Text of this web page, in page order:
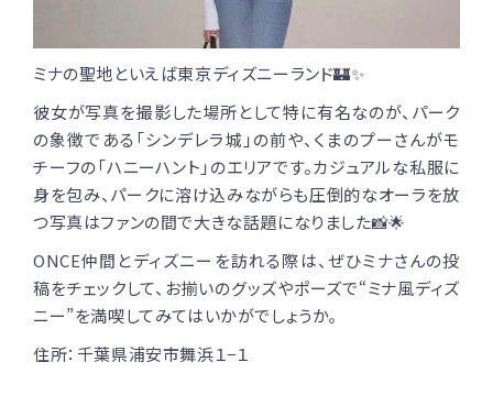
ミナの聖地といえば東京ディズニーランド🏰✨
彼女が写真を撮影した場所として特に有名なのが、パーク
の象徴である「シンデレラ城」の前や、くまのプーさんがモ
チーフの「ハニーハント」のエリアです。カジュアルな私服に
身を包み、パークに溶け込みながらも圧倒的なオーラを放
つ写真はファンの間で大きな話題になりました📸🌟
ONCE仲間とディズニーを訪れる際は、ぜひミナさんの投
稿をチェックして、お揃いのグッズやポーズで“ミナ風ディズ
ニー”を満喫してみてはいかがでしょうか。
住所：千葉県浦安市舞浜１−１